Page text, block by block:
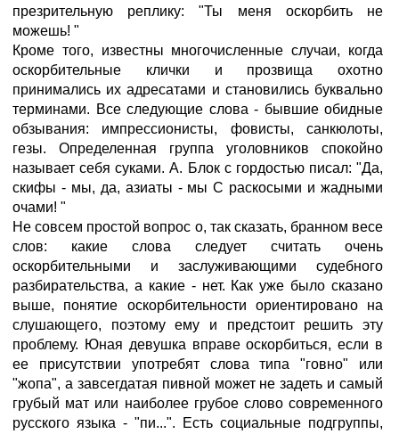
презрительную реплику: "Ты меня оскорбить не
можешь! "
Кроме того, известны многочисленные случаи, когда
оскорбительные клички и прозвища охотно
принимались их адресатами и становились буквально
терминами. Все следующие слова - бывшие обидные
обзывания: импрессионисты, фовисты, санкюлоты,
гезы. Определенная группа уголовников спокойно
называет себя суками. А. Блок с гордостью писал: "Да,
скифы - мы, да, азиаты - мы С раскосыми и жадными
очами! "
Не совсем простой вопрос о, так сказать, бранном весе
слов: какие слова следует считать очень
оскорбительными и заслуживающими судебного
разбирательства, а какие - нет. Как уже было сказано
выше, понятие оскорбительности ориентировано на
слушающего, поэтому ему и предстоит решить эту
проблему. Юная девушка вправе оскорбиться, если в
ее присутствии употребят слова типа "говно" или
"жопа", а завсегдатая пивной может не задеть и самый
грубый мат или наиболее грубое слово современного
русского языка - "пи...". Есть социальные подгруппы,